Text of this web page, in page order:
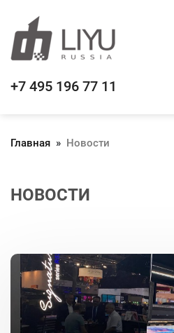
+7 495 196 77 11
Главная » Новости
НОВОСТИ